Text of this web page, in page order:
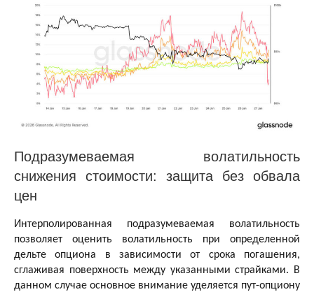
Подразумеваемая волатильность
снижения стоимости: защита без обвала
цен
Интерполированная подразумеваемая волатильность
позволяет оценить волатильность при определенной
дельте опциона в зависимости от срока погашения,
сглаживая поверхность между указанными страйками. В
данном случае основное внимание уделяется пут-опциону